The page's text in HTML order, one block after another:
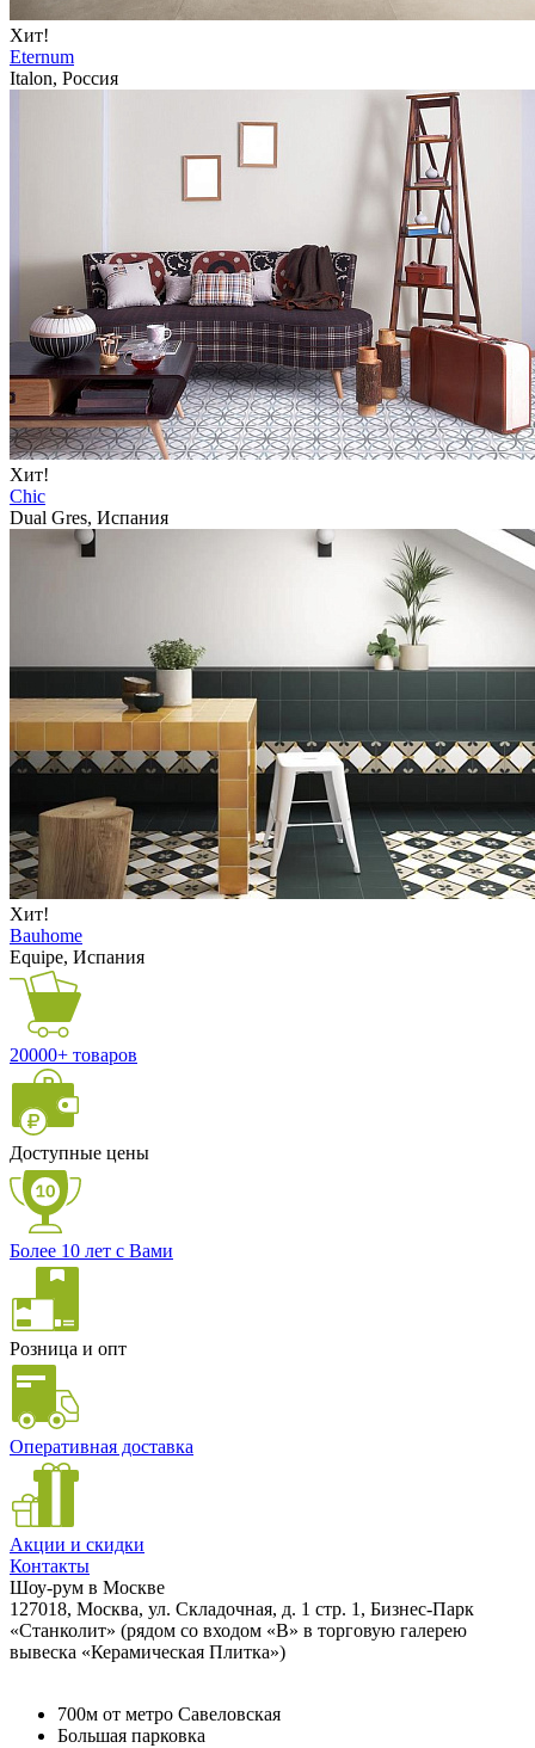
Хит!
Eternum
Italon, Россия
Хит!
Chic
Dual Gres, Испания
Хит!
Bauhome
Equipe, Испания
20000+ товаров
Доступные цены
Более 10 лет с Вами
Розница и опт
Оперативная доставка
Акции и скидки
Контакты
Шоу-рум в Москве
127018, Москва, ул. Складочная, д. 1 стр. 1, Бизнес-Парк
«Станколит» (рядом со входом «B» в торговую галерею
вывеска «Керамическая Плитка»)
700м от метро Савеловская
Большая парковка